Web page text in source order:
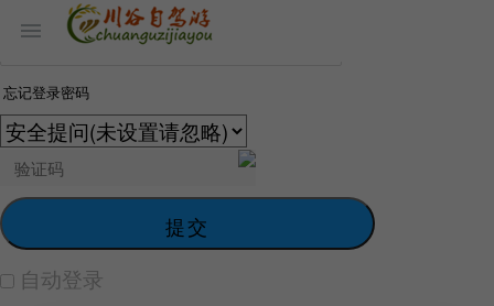
忘记登录密码
提交
自动登录